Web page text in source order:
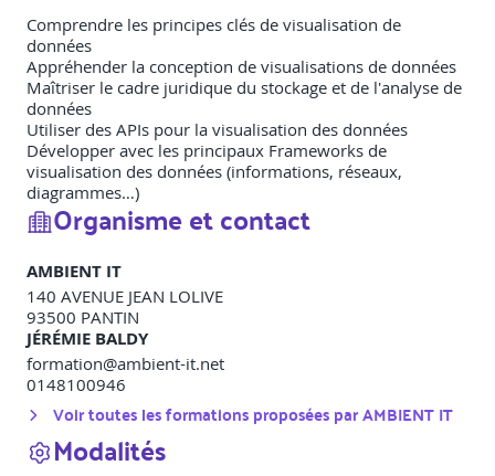
Comprendre les principes clés de visualisation de
données
Appréhender la conception de visualisations de données
Maîtriser le cadre juridique du stockage et de l'analyse de
données
Utiliser des APIs pour la visualisation des données
Développer avec les principaux Frameworks de
visualisation des données (informations, réseaux,
diagrammes…)
Organisme et contact
AMBIENT IT
140 AVENUE JEAN LOLIVE
93500 PANTIN
JÉRÉMIE BALDY
formation@ambient-it.net
0148100946
Voir toutes les formations proposées parAMBIENT IT
Modalités